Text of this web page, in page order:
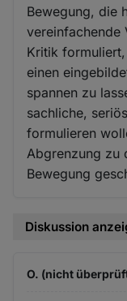
Bewegung, die
vereinfachende
Kritik
einen
spannen zu
sachliche,
formulieren
Abgrenzung zu
Bewegung
Diskussion
O. (nicht